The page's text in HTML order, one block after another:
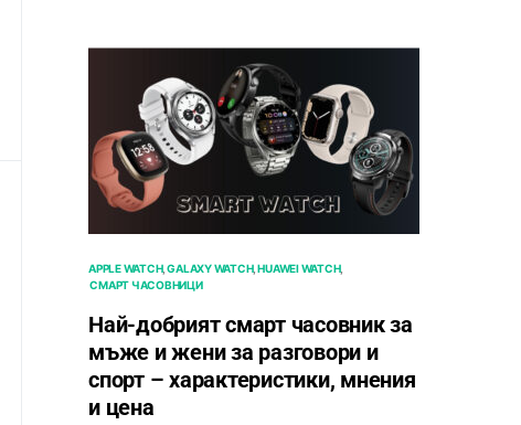
APPLE WATCH GALAXY WATCH HUAWEI WATCH
СМАРТ ЧАСОВНИЦИ
Най-добрият смарт часовник за
мъже и жени за разговори и
спорт – характеристики, мнения
и цена